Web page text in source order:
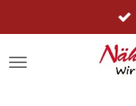
Hauptinhalt
springen